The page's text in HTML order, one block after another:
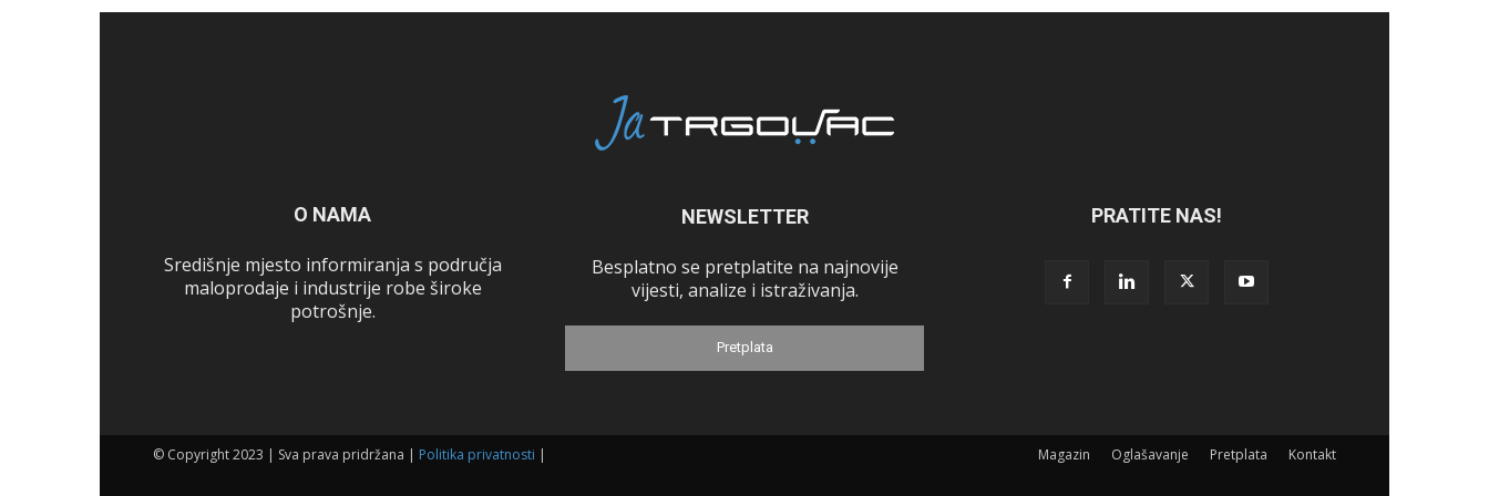
O NAMA
Središnje mjesto informiranja s područja
maloprodaje i industrije robe široke
potrošnje.
NEWSLETTER
Besplatno se pretplatite na najnovije
vijesti, analize i istraživanja.
Pretplata
PRATITE NAS!
Magazin Oglašavanje Pretplata Kontakt
© Copyright 2023 | Sva prava pridržana | Politika privatnosti |